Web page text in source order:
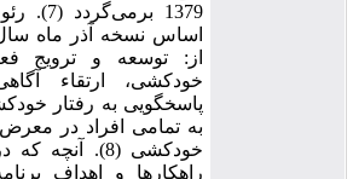
1379 برمی‌گردد
(7).
از: توسعه و ترویج
خودکشی، ارتقاء
پاسخگویی به رفتار
به تمامی افراد در معرض
خودکشی (8). آنچه
راهکارها و اهداف